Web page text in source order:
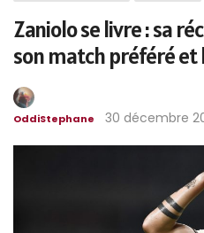
Zaniolo se livre : sa
son match préféré et
OddiStephane 30 décembre